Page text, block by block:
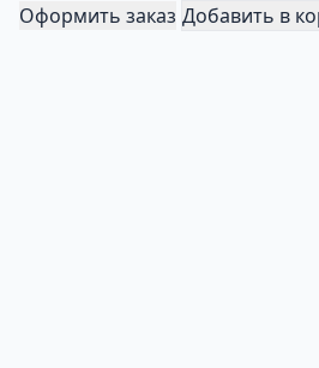
Оформить заказ Добавить в